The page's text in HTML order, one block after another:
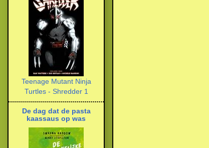
Teenage Mutant Ninja
Turtles - Shredder 1
De dag dat de pasta
kaassaus op was